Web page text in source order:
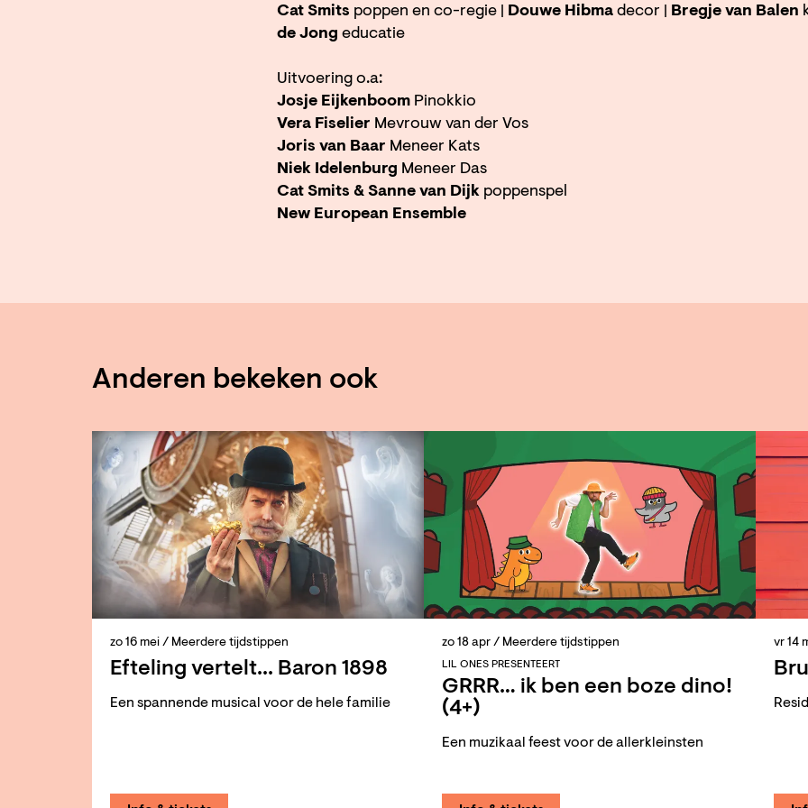
Cat Smits poppen en co-regie | Douwe Hibma decor | Bregje van Balen
de Jong educatie
Uitvoering o.a:
Josje Eijkenboom Pinokkio
Vera Fiselier Mevrouw van der Vos
Joris van Baar Meneer Kats
Niek Idelenburg Meneer Das
Cat Smits & Sanne van Dijk poppenspel
New European Ensemble
Anderen bekeken ook
Efteling vertelt... Baron 1898
Een spannende musical voor de hele familie
zo 16 mei / Meerdere tijdstippen
GRRR… ik ben een boze dino!
(4+)
Een muzikaal feest voor de allerkleinsten
LIL ONES PRESENTEERT
zo 18 apr / Meerdere tijdstippen vr 14